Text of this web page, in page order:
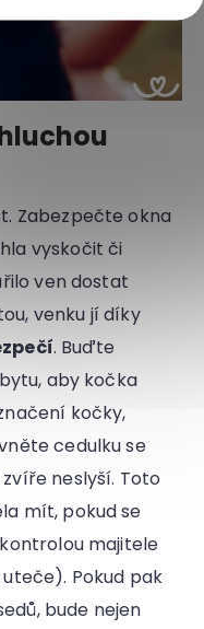
Zabezpečte okna
vyskočit či
ven dostat
venku jí díky
. Buďte
aby kočka
kočky,
cedulku se
neslyší. Toto
mít, pokud se
majitele
Pokud pak
bude nejen